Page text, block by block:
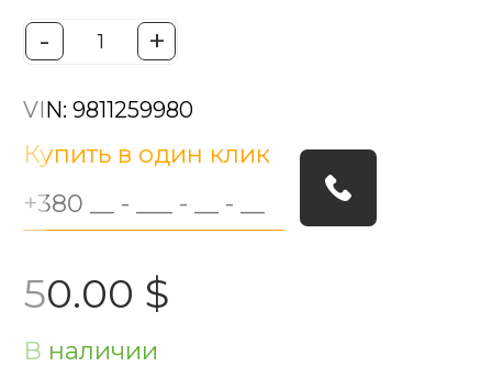
- +
VIN: 9811259980
50.00 $
В наличии
Купить в один клик